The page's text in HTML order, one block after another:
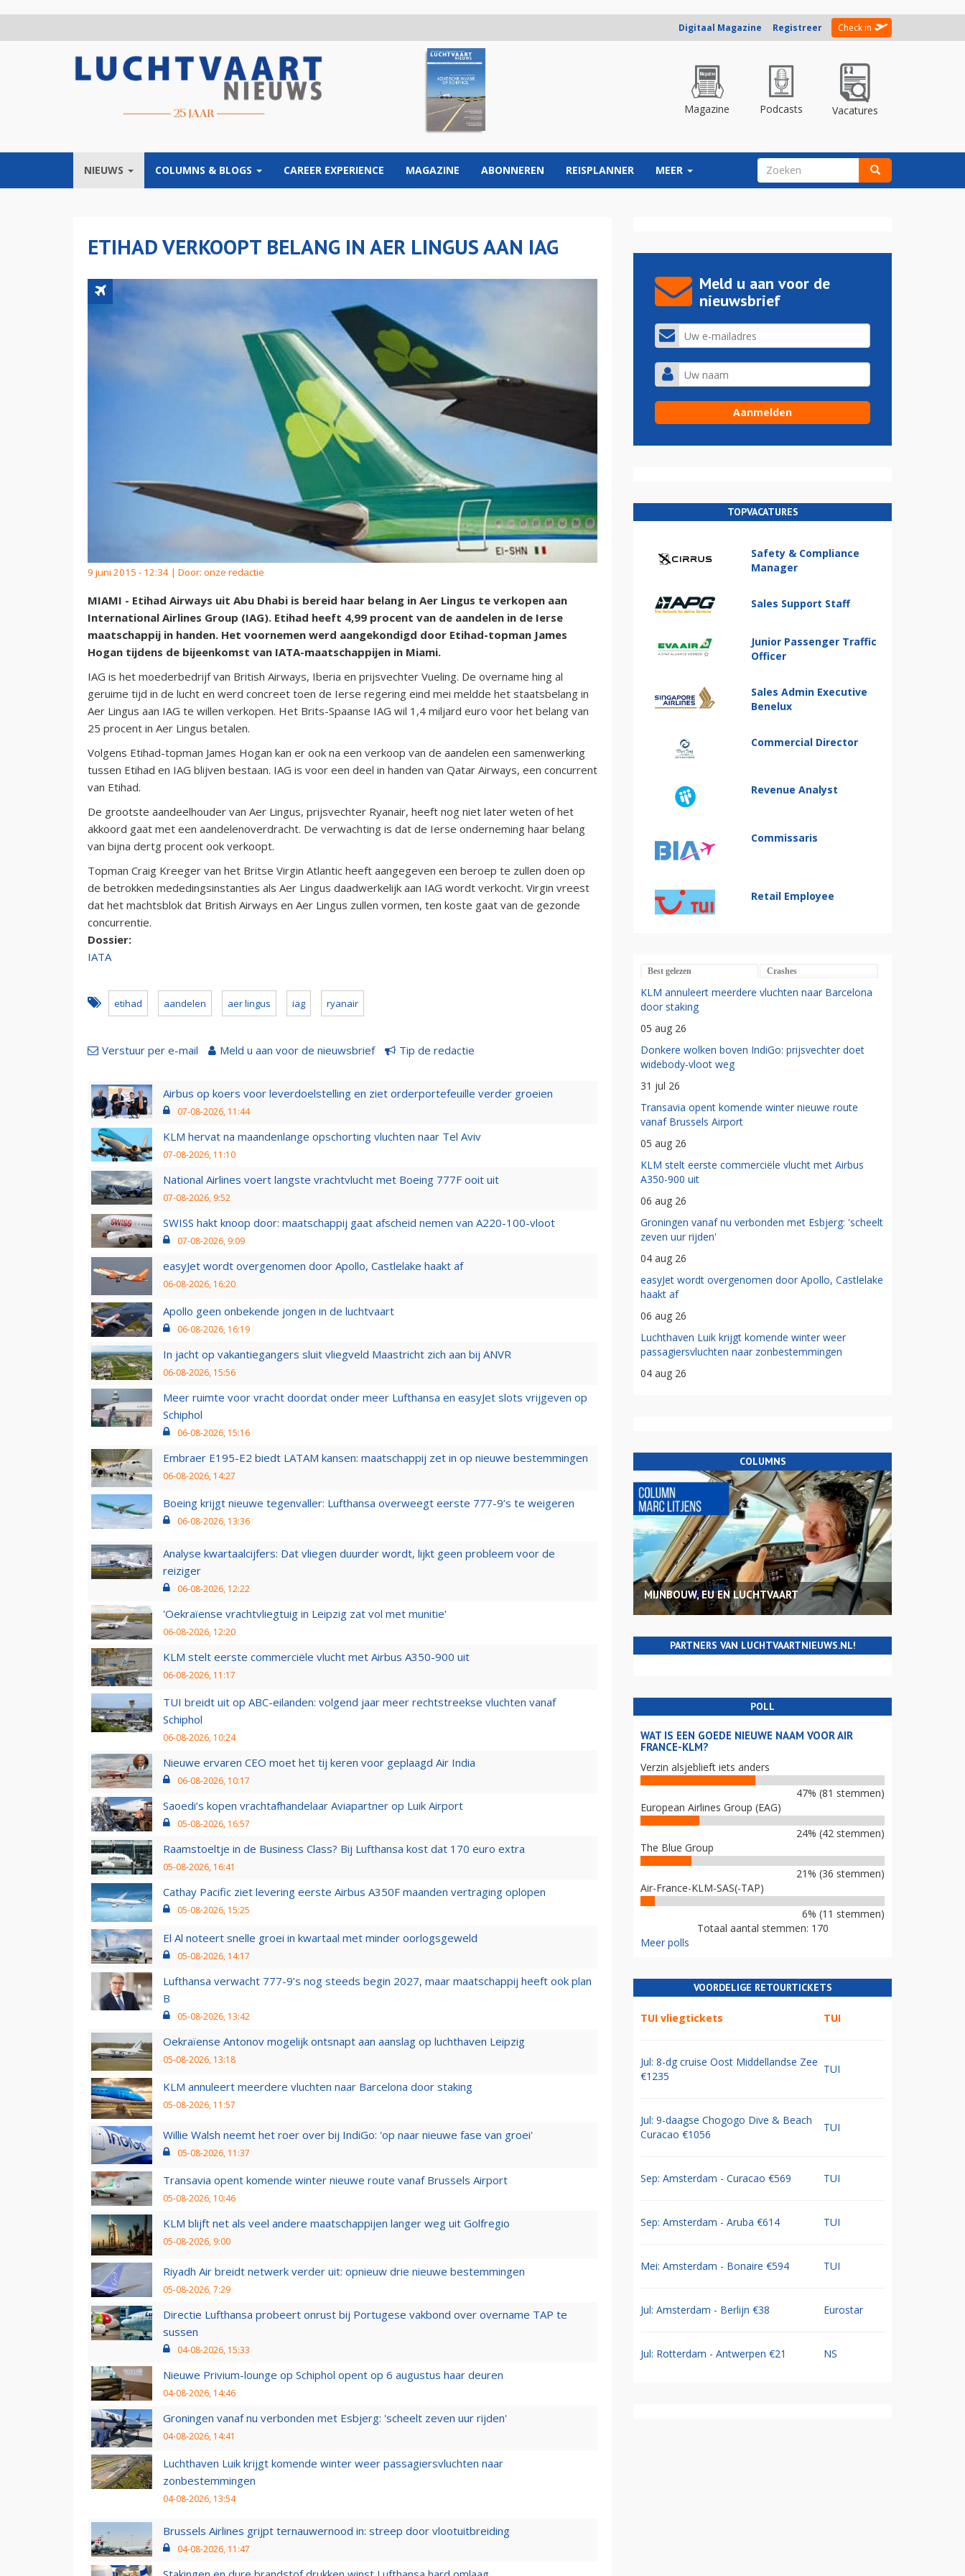
Digitaal Magazine Registreer Check in
Magazine Podcasts Vacatures
NIEUWS COLUMNS & BLOGS CAREER EXPERIENCE MAGAZINE ABONNEREN REISPLANNER MEER ZOEKVELD
ETIHAD VERKOOPT BELANG IN AER LINGUS AAN IAG
9 juni 2015 - 12:34 | Door: onze redactie
MIAMI - Etihad Airways uit Abu Dhabi is bereid haar belang in Aer Lingus te verkopen aan
International Airlines Group (IAG). Etihad heeft 4,99 procent van de aandelen in de Ierse
maatschappij in handen. Het voornemen werd aangekondigd door Etihad-topman James
Hogan tijdens de bijeenkomst van IATA-maatschappijen in Miami.
IAG is het moederbedrijf van British Airways, Iberia en prijsvechter Vueling. De overname hing al
geruime tijd in de lucht en werd concreet toen de Ierse regering eind mei meldde het staatsbelang in
Aer Lingus aan IAG te willen verkopen. Het Brits-Spaanse IAG wil 1,4 miljard euro voor het belang van
25 procent in Aer Lingus betalen.
Volgens Etihad-topman James Hogan kan er ook na een verkoop van de aandelen een samenwerking
tussen Etihad en IAG blijven bestaan. IAG is voor een deel in handen van Qatar Airways, een concurrent
van Etihad.
De grootste aandeelhouder van Aer Lingus, prijsvechter Ryanair, heeft nog niet later weten of het
akkoord gaat met een aandelenoverdracht. De verwachting is dat de Ierse onderneming haar belang
van bijna dertg procent ook verkoopt.
Topman Craig Kreeger van het Britse Virgin Atlantic heeft aangegeven een beroep te zullen doen op
de betrokken mededingsinstanties als Aer Lingus daadwerkelijk aan IAG wordt verkocht. Virgin vreest
dat het machtsblok dat British Airways en Aer Lingus zullen vormen, ten koste gaat van de gezonde
concurrentie.
Dossier:
IATA
etihad aandelen aer lingus iag ryanair
Verstuur per e-mail Meld u aan voor de nieuwsbrief Tip de redactie
Airbus op koers voor leverdoelstelling en ziet orderportefeuille verder groeien
07-08-2026, 11:44
KLM hervat na maandenlange opschorting vluchten naar Tel Aviv
07-08-2026, 11:10
National Airlines voert langste vrachtvlucht met Boeing 777F ooit uit
07-08-2026, 9:52
SWISS hakt knoop door: maatschappij gaat afscheid nemen van A220-100-vloot
07-08-2026, 9:09
easyJet wordt overgenomen door Apollo, Castlelake haakt af
06-08-2026, 16:20
Apollo geen onbekende jongen in de luchtvaart
06-08-2026, 16:19
In jacht op vakantiegangers sluit vliegveld Maastricht zich aan bij ANVR
06-08-2026, 15:56
Meer ruimte voor vracht doordat onder meer Lufthansa en easyJet slots vrijgeven op
Schiphol
06-08-2026, 15:16
Embraer E195-E2 biedt LATAM kansen: maatschappij zet in op nieuwe bestemmingen
06-08-2026, 14:27
Boeing krijgt nieuwe tegenvaller: Lufthansa overweegt eerste 777-9’s te weigeren
06-08-2026, 13:36
Analyse kwartaalcijfers: Dat vliegen duurder wordt, lijkt geen probleem voor de
reiziger
06-08-2026, 12:22
'Oekraïense vrachtvliegtuig in Leipzig zat vol met munitie'
06-08-2026, 12:20
KLM stelt eerste commerciële vlucht met Airbus A350-900 uit
06-08-2026, 11:17
TUI breidt uit op ABC-eilanden: volgend jaar meer rechtstreekse vluchten vanaf
Schiphol
06-08-2026, 10:24
Nieuwe ervaren CEO moet het tij keren voor geplaagd Air India
06-08-2026, 10:17
Saoedi’s kopen vrachtafhandelaar Aviapartner op Luik Airport
05-08-2026, 16:57
Raamstoeltje in de Business Class? Bij Lufthansa kost dat 170 euro extra
05-08-2026, 16:41
Cathay Pacific ziet levering eerste Airbus A350F maanden vertraging oplopen
05-08-2026, 15:25
El Al noteert snelle groei in kwartaal met minder oorlogsgeweld
05-08-2026, 14:17
Lufthansa verwacht 777-9’s nog steeds begin 2027, maar maatschappij heeft ook plan
B
05-08-2026, 13:42
Oekraïense Antonov mogelijk ontsnapt aan aanslag op luchthaven Leipzig
05-08-2026, 13:18
KLM annuleert meerdere vluchten naar Barcelona door staking
05-08-2026, 11:57
Willie Walsh neemt het roer over bij IndiGo: 'op naar nieuwe fase van groei'
05-08-2026, 11:37
Transavia opent komende winter nieuwe route vanaf Brussels Airport
05-08-2026, 10:46
KLM blijft net als veel andere maatschappijen langer weg uit Golfregio
05-08-2026, 9:00
Riyadh Air breidt netwerk verder uit: opnieuw drie nieuwe bestemmingen
05-08-2026, 7:29
Directie Lufthansa probeert onrust bij Portugese vakbond over overname TAP te
sussen
04-08-2026, 15:33
Nieuwe Privium-lounge op Schiphol opent op 6 augustus haar deuren
04-08-2026, 14:46
Groningen vanaf nu verbonden met Esbjerg: 'scheelt zeven uur rijden'
04-08-2026, 14:41
Luchthaven Luik krijgt komende winter weer passagiersvluchten naar
zonbestemmingen
04-08-2026, 13:54
Brussels Airlines grijpt ternauwernood in: streep door vlootuitbreiding
04-08-2026, 11:47
Meld u aan voor de
nieuwsbrief
TOPVACATURES
Safety & Compliance
Manager
Sales Support Staff
Junior Passenger Traffic
Officer
Sales Admin Executive
Benelux
Commercial Director
Revenue Analyst
Commissaris
Retail Employee
Best gelezen Crashes
KLM annuleert meerdere vluchten naar Barcelona
door staking
05 aug 26
Donkere wolken boven IndiGo: prijsvechter doet
widebody-vloot weg
31 jul 26
Transavia opent komende winter nieuwe route
vanaf Brussels Airport
05 aug 26
KLM stelt eerste commerciële vlucht met Airbus
A350-900 uit
06 aug 26
Groningen vanaf nu verbonden met Esbjerg: 'scheelt
zeven uur rijden'
04 aug 26
easyJet wordt overgenomen door Apollo, Castlelake
haakt af
06 aug 26
Luchthaven Luik krijgt komende winter weer
passagiersvluchten naar zonbestemmingen
04 aug 26
COLUMNS
MIJNBOUW, EU EN LUCHTVAART
PARTNERS VAN LUCHTVAARTNIEUWS.NL!
POLL
WAT IS EEN GOEDE NIEUWE NAAM VOOR AIR
FRANCE-KLM?
Verzin alsjeblieft iets anders
47% (81 stemmen)
European Airlines Group (EAG)
24% (42 stemmen)
The Blue Group
21% (36 stemmen)
Air-France-KLM-SAS(-TAP)
6% (11 stemmen)
Totaal aantal stemmen: 170
Meer polls
VOORDELIGE RETOURTICKETS
TUI vliegtickets TUI
Jul: 8-dg cruise Oost Middellandse Zee
€1235
TUI
Jul: 9-daagse Chogogo Dive & Beach
Curacao €1056
TUI
Sep: Amsterdam - Curacao €569 TUI
Sep: Amsterdam - Aruba €614 TUI
Mei: Amsterdam - Bonaire €594 TUI
Jul: Amsterdam - Berlijn €38 Eurostar
Jul: Rotterdam - Antwerpen €21 NS